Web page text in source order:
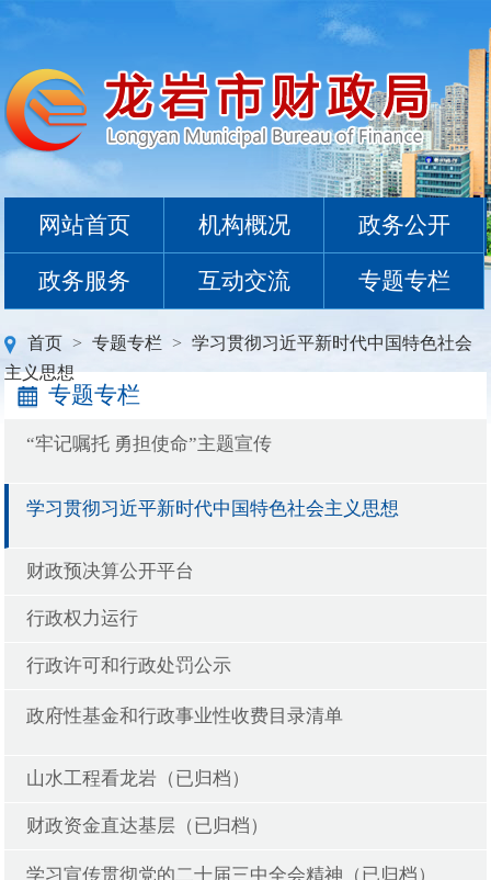
网站首页 机构概况 政务公开
政务服务 互动交流 专题专栏
首页 > 专题专栏 >
学习贯彻习近平新时代中国特色社会
主义思想
专题专栏
“牢记嘱托 勇担使命”主题宣传
学习贯彻习近平新时代中国特色社会主义思想
财政预决算公开平台
行政权力运行
行政许可和行政处罚公示
政府性基金和行政事业性收费目录清单
山水工程看龙岩（已归档）
财政资金直达基层（已归档）
学习宣传贯彻党的二十届三中全会精神（已归档）